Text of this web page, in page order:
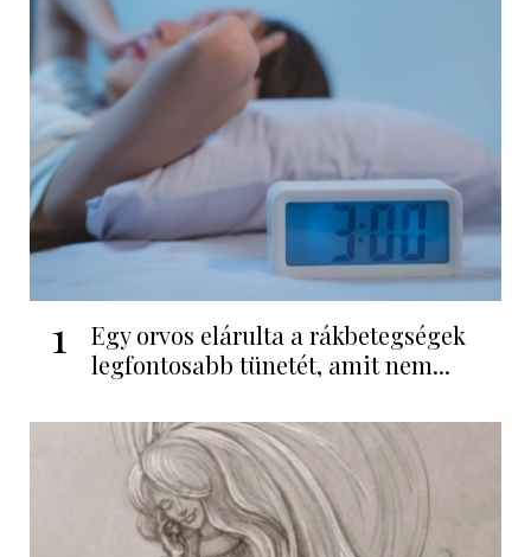
1
Egy orvos elárulta a rákbetegségek
legfontosabb tünetét, amit nem...